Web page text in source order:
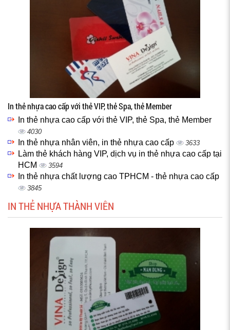
In thẻ nhựa cao cấp với thẻ VIP, thẻ Spa, thẻ Member
In thẻ nhựa cao cấp với thẻ VIP, thẻ Spa, thẻ Member
4030
In thẻ nhựa nhân viên, in thẻ nhựa cao cấp 3633
Làm thẻ khách hàng VIP, dịch vụ in thẻ nhựa cao cấp tại
HCM
3594
In thẻ nhựa chất lượng cao TPHCM - thẻ nhựa cao cấp
3845
IN THẺ NHỰA THÀNH VIÊN